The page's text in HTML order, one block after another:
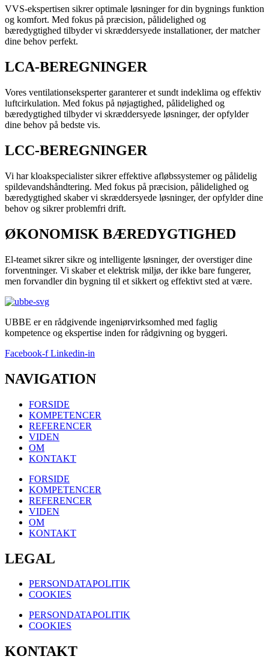
VVS-ekspertisen sikrer optimale løsninger for din bygnings funktion
og komfort. Med fokus på præcision, pålidelighed og
bæredygtighed tilbyder vi skræddersyede installationer, der matcher
dine behov perfekt.
LCA-BEREGNINGER
Vores ventilationseksperter garanterer et sundt indeklima og effektiv
luftcirkulation. Med fokus på nøjagtighed, pålidelighed og
bæredygtighed tilbyder vi skræddersyede løsninger, der opfylder
dine behov på bedste vis.
LCC-BEREGNINGER
Vi har kloakspecialister sikrer effektive afløbssystemer og pålidelig
spildevandshåndtering. Med fokus på præcision, pålidelighed og
bæredygtighed skaber vi skræddersyede løsninger, der opfylder dine
behov og sikrer problemfri drift.
ØKONOMISK BÆREDYGTIGHED
El-teamet sikrer sikre og intelligente løsninger, der overstiger dine
forventninger. Vi skaber et elektrisk miljø, der ikke bare fungerer,
men forvandler din bygning til et sikkert og effektivt sted at være.
UBBE er en rådgivende ingeniørvirksomhed med faglig
kompetence og ekspertise inden for rådgivning og byggeri.
Facebook-f Linkedin-in
NAVIGATION
FORSIDE
KOMPETENCER
REFERENCER
VIDEN
OM
KONTAKT
FORSIDE
KOMPETENCER
REFERENCER
VIDEN
OM
KONTAKT
LEGAL
PERSONDATAPOLITIK
COOKIES
PERSONDATAPOLITIK
COOKIES
KONTAKT